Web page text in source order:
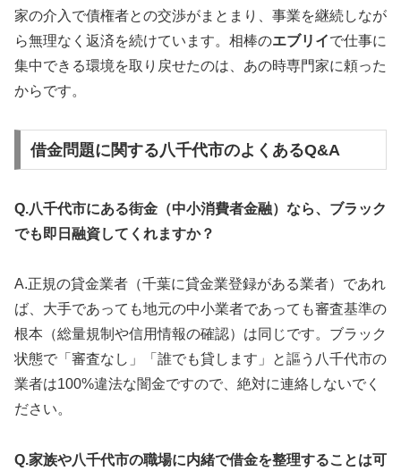
家の介入で債権者との交渉がまとまり、事業を継続しなが
ら無理なく返済を続けています。相棒のエブリイで仕事に
集中できる環境を取り戻せたのは、あの時専門家に頼った
からです。
借金問題に関する八千代市のよくあるQ&A
Q.八千代市にある街金（中小消費者金融）なら、ブラック
でも即日融資してくれますか？
A.正規の貸金業者（千葉に貸金業登録がある業者）であれ
ば、大手であっても地元の中小業者であっても審査基準の
根本（総量規制や信用情報の確認）は同じです。ブラック
状態で「審査なし」「誰でも貸します」と謳う八千代市の
業者は100%違法な闇金ですので、絶対に連絡しないでく
ださい。
Q.家族や八千代市の職場に内緒で借金を整理することは可